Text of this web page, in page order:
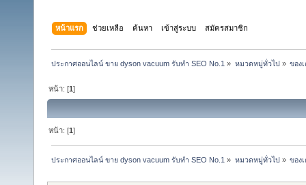
หน้าแรก ช่วยเหลือ ค้นหา เข้าสู่ระบบ สมัครสมาชิก
ประกาศออนไลน์ ขาย dyson vacuum รับทำ SEO No.1 » หมวดหมู่ทั่วไป» ของ
หน้า: [1]
หน้า: [1]
ประกาศออนไลน์ ขาย dyson vacuum รับทำ SEO No.1 » หมวดหมู่ทั่วไป» ของ